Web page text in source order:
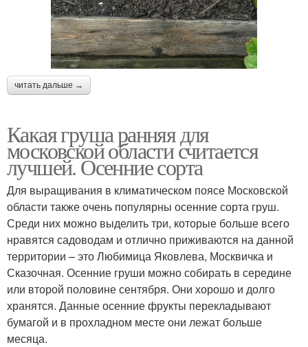
читать дальше →
Какая груша ранняя для
московской области считается
лучшей. Осенние сорта
Для выращивания в климатическом поясе Московской
области также очень популярны осенние сорта груш.
Среди них можно выделить три, которые больше всего
нравятся садоводам и отлично приживаются на данной
территории – это Любимица Яковлева, Москвичка и
Сказочная. Осенние груши можно собирать в середине
или второй половине сентября. Они хорошо и долго
хранятся. Данные осенние фрукты перекладывают
бумагой и в прохладном месте они лежат больше
месяца.